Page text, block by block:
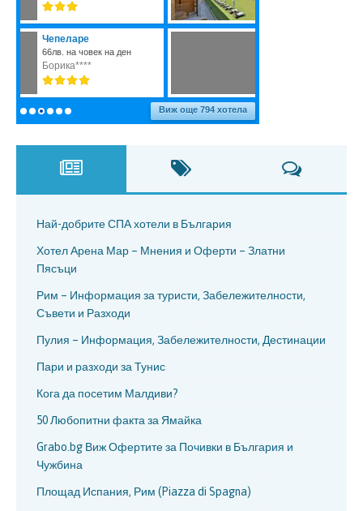
Най-добрите СПА хотели в България
Хотел Арена Мар – Мнения и Оферти – Златни
Пясъци
Рим – Информация за туристи, Забележителности,
Съвети и Разходи
Пулия – Информация, Забележителности, Дестинации
Пари и разходи за Тунис
Кога да посетим Малдиви?
50 Любопитни факта за Ямайка
Grabo.bg Виж Офертите за Почивки в България и
Чужбина
Площад Испания, Рим (Piazza di Spagna)